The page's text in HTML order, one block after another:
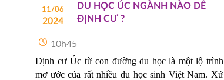
11/06
2024
DU HỌC ÚC NGÀNH NÀO DỄ
ĐỊNH CƯ ?
10h45
Định cư Úc từ con đường du học là một lộ trình
mơ ước của rất nhiều du học sinh Việt Nam. Xứ